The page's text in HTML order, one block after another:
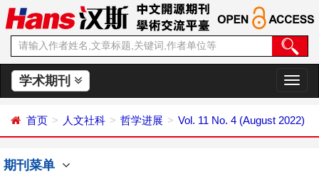
学术期刊
切
换
航
首页 人文社科 哲学进展 Vol. 11 No. 4 (August 2022)
期刊菜单